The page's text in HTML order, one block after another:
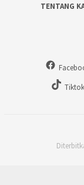
TENTANG
Tiktok